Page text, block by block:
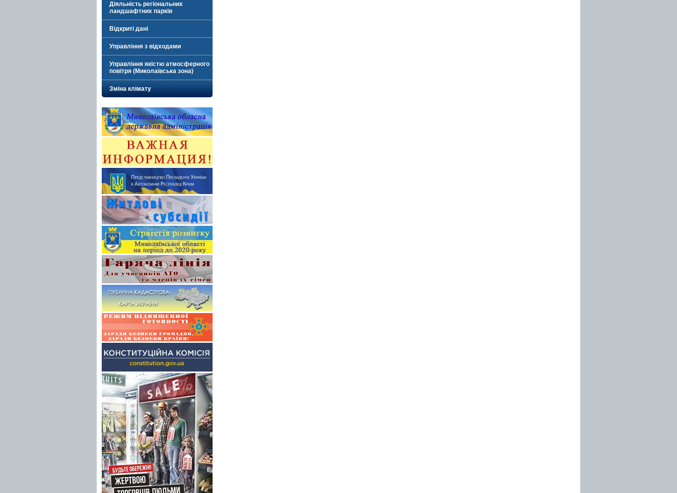
Діяльність регіональних
ландшафтних парків
Відкриті дані
Управління з відходами
Управління якістю атмосферного
повітря (Миколаївська зона)
Зміна клімату